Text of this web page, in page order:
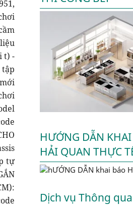
HƯỚNG DẪN
HẢI QUAN THỰC
Dịch vụ Thông